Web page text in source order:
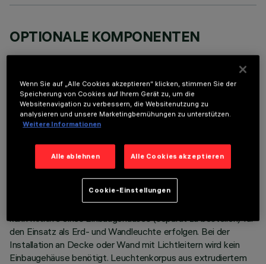
OPTIONALE KOMPONENTEN
TECHNISCHE DATEN
BESCHREIBUNG
Bandleuchte mit direktem Licht zur Verwendung von
einfarbigen LED-Lichtquellen. Die Installation des Produkts
kann mithilfe eines Einbaugehäuses (separat zu bestellen) für
den Einsatz als Erd- und Wandleuchte erfolgen. Bei der
Installation an Decke oder Wand mit Lichtleitern wird kein
Einbaugehäuse benötigt. Leuchtenkorpus aus extrudiertem
Wenn Sie auf „Alle Cookies akzeptieren“ klicken, stimmen Sie der
Speicherung von Cookies auf Ihrem Gerät zu, um die
Websitenavigation zu verbessern, die Websitenutzung zu
analysieren und unsere Marketingbemühungen zu unterstützen.
Weitere Informationen
Alle ablehnen Alle Cookies akzeptieren
Cookie-Einstellungen